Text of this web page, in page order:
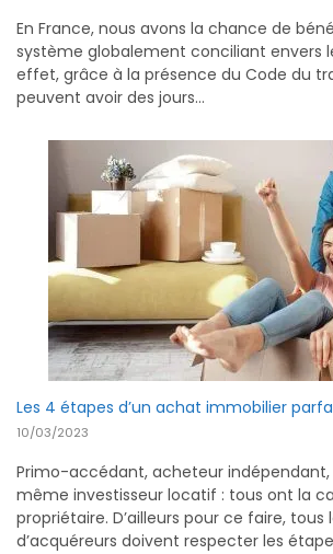
En France, nous avons la chance de
système globalement conciliant envers
effet, grâce à la présence du Code du
peuvent avoir des jours…
Les 4 étapes d’un achat immobilier
10/03/2023
Primo-accédant, acheteur indépendant,
même investisseur locatif : tous ont la
propriétaire. D’ailleurs pour ce faire, tous
d’acquéreurs doivent respecter les